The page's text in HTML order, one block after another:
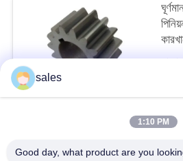
sales
1:10 PM
Good day, what product are you